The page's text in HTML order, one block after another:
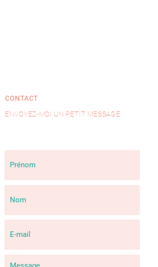
CONTACT
ENVOYEZ-MOI UN PETIT MESSAGE